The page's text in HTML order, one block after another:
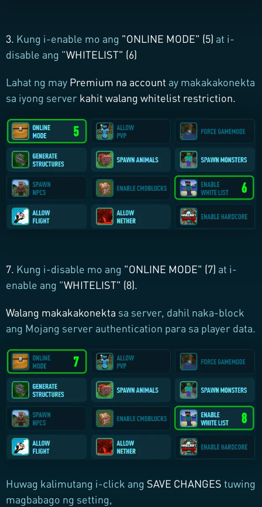
3. Kung i-enable mo ang "ONLINE MODE" (5) at i-
disable ang "WHITELIST" (6)
Lahat ng may Premium na account ay makakakonekta
sa iyong server kahit walang whitelist restriction.
7. Kung i-disable mo ang "ONLINE MODE" (7) at i-
enable ang "WHITELIST" (8).
Walang makakakonekta sa server, dahil naka-block
ang Mojang server authentication para sa player data.
Huwag kalimutang i-click ang SAVE CHANGES tuwing
magbabago ng setting,